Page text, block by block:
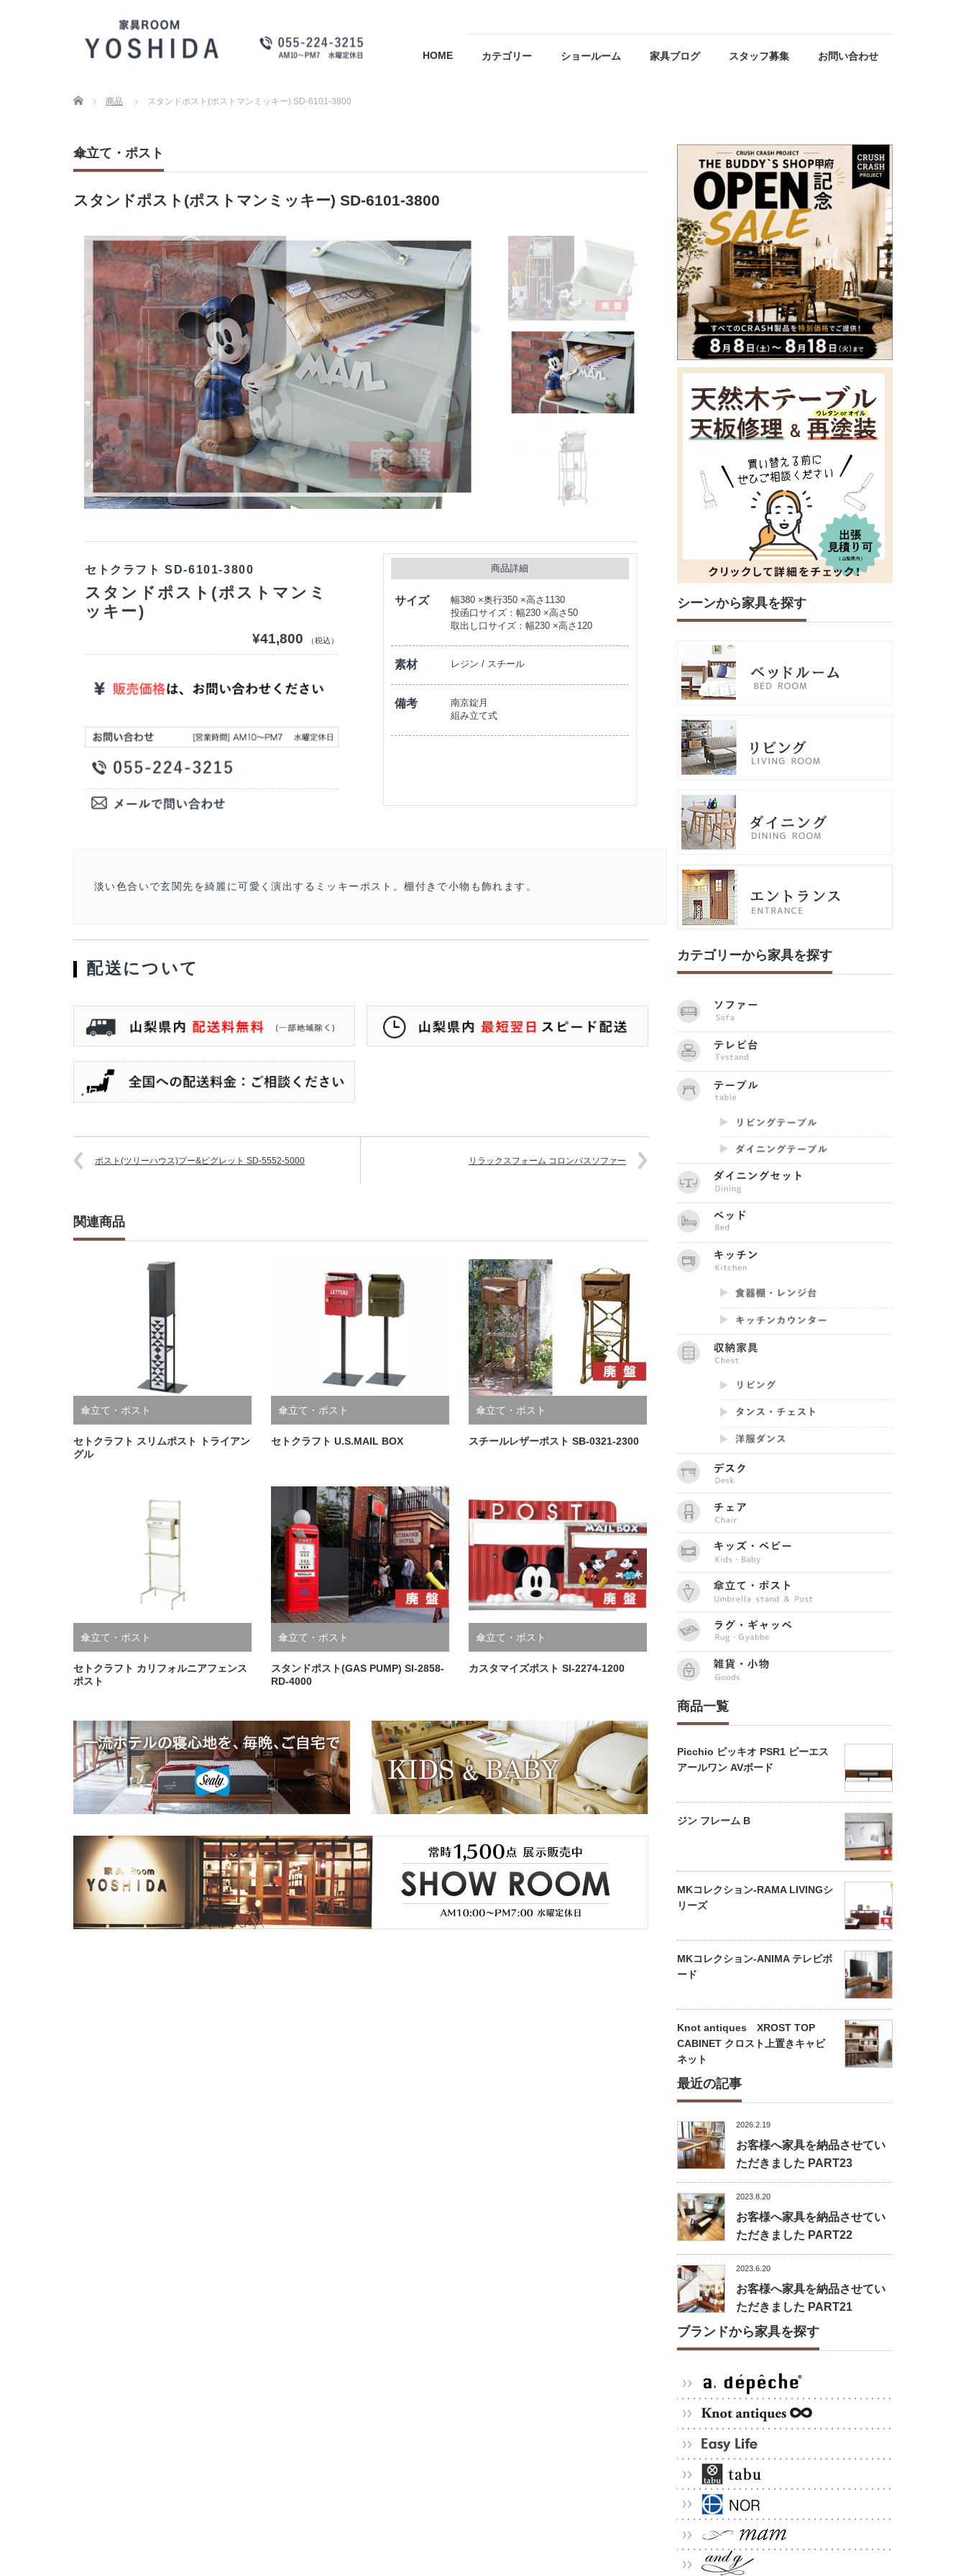
HOME カテゴリー ショールーム 家具ブログ スタッフ募集 お問い合わせ
Home 商品 スタンドポスト(ポストマンミッキー) SD-6101-3800
傘立て・ポスト
スタンドポスト(ポストマンミッキー) SD-6101-3800
セトクラフト SD-6101-3800
スタンドポスト(ポストマンミ
ッキー)
¥41,800 （税込）
商品詳細
サイズ
幅380 ×奥行350 ×高さ1130
投函口サイズ：幅230 ×高さ50
取出し口サイズ：幅230 ×高さ120
素材 レジン / スチール
備考
南京錠月
組み立て式
淡い色合いで玄関先を綺麗に可愛く演出するミッキーポスト。棚付きで小物も飾れます。
配送について
ポスト(ツリーハウス)プー&ピグレット SD-5552-5000 リラックスフォーム コロンバスソファー
関連商品
傘立て・ポスト
セトクラフト スリムポスト トライアン
グル
傘立て・ポスト
セトクラフト U.S.MAIL BOX
傘立て・ポスト
スチールレザーポスト SB-0321-2300
傘立て・ポスト
セトクラフト カリフォルニアフェンス
ポスト
傘立て・ポスト
スタンドポスト(GAS PUMP) SI-2858-
RD-4000
傘立て・ポスト
カスタマイズポスト SI-2274-1200
シーンから家具を探す
カテゴリーから家具を探す
商品一覧
Picchio ピッキオ PSR1 ピーエス
アールワン AVボード
ジン フレーム B
MKコレクション-RAMA LIVINGシ
リーズ
MKコレクション-ANIMA テレビボ
ード
Knot antiques XROST TOP
CABINET クロスト上置きキャビ
ネット
最近の記事
2026.2.19
お客様へ家具を納品させてい
ただきました PART23
2023.8.20
お客様へ家具を納品させてい
ただきました PART22
2023.6.20
お客様へ家具を納品させてい
ただきました PART21
ブランドから家具を探す